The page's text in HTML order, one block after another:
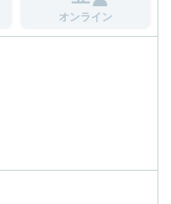
オンライン